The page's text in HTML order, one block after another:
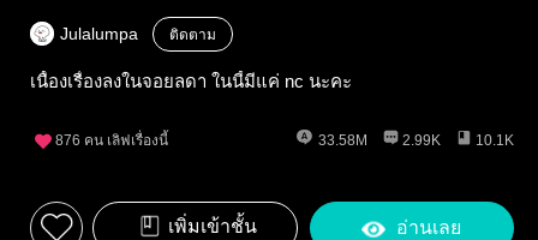
Julalumpa ติดตาม
เนื้องเรื่องลงในจอยลดา ในนี้มีแค่ nc นะคะ
876 คน เลิฟเรื่องนี้ 33.58M 2.99K 10.1K
เพิ่มเข้าชั้น อ่านเลย